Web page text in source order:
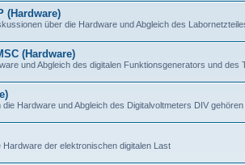
(Hardware)
über die Hardware und Abgleich des
(Hardware)
und Abgleich des digitalen Funktionsgenerators und des
Hardware und Abgleich des Digitalvoltmeters DIV gehören
Hardware der elektronischen digitalen Last